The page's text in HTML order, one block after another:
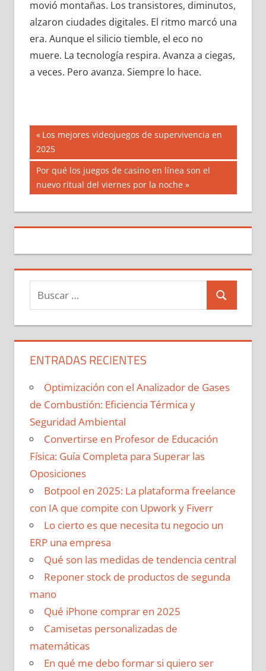
movió montañas. Los transistores, diminutos,
alzaron ciudades digitales. El ritmo marcó una
era. Aunque el silicio tiemble, el eco no
muere. La tecnología respira. Avanza a ciegas,
a veces. Pero avanza. Siempre lo hace.
Navegación
de
entradas
Entrada
anterior:
Los mejores videojuegos de supervivencia en
2025
Siguiente
entrada:
Por qué los juegos de casino en línea son el
nuevo ritual del viernes por la noche
Buscar:
Buscar
ENTRADAS RECIENTES
Optimización con el Analizador de Gases
de Combustión: Eficiencia Térmica y
Seguridad Ambiental
Convertirse en Profesor de Educación
Física: Guía Completa para Superar las
Oposiciones
Botpool en 2025: La plataforma freelance
con IA que compite con Upwork y Fiverr
Lo cierto es que necesita tu negocio un
ERP una empresa
Qué son las medidas de tendencia central
Reponer stock de productos de segunda
mano
Qué iPhone comprar en 2025
Camisetas personalizadas de
matemáticas
En qué me debo formar si quiero ser